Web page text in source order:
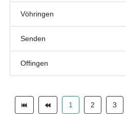
Vöhringen
Senden
Offingen
1 2 3